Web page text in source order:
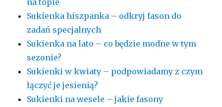
Sukienka hiszpanka – odkryj fason do
zadań specjalnych
Sukienka na lato – co będzie modne w tym
sezonie?
Sukienki w kwiaty – podpowiadamy z czym
łączyć je jesienią?
Sukienki na wesele – jakie fasony